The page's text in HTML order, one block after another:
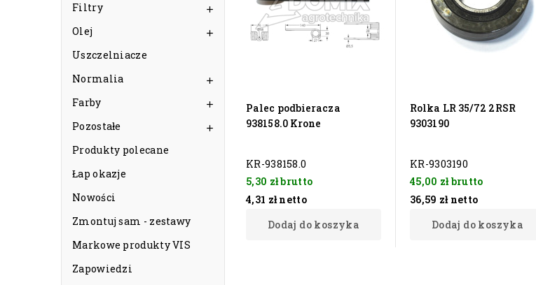
Filtry

Olej 
Uszczelniacze
Normalia

Farby 
Pozostałe 
Produkty polecane
Łap okazje
Nowości
Zmontuj sam - zestawy
Markowe produkty VIS
Zapowiedzi
Palec podbieracza
938158.0 Krone
KR-938158.0
5,30 złbrutto
4,31 zł netto
Dodaj do koszyka
Rolka LR 35/72 2RSR
9303190
KR-9303190
45,00 złbrutto
36,59 zł netto
Dodaj do koszyka